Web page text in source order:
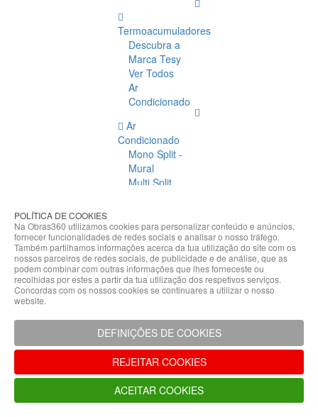
Termoacumuladores
Descubra a
Marca Tesy
Ver Todos
Ar
Condicionado
Ar
Condicionado
Mono Split -
Mural
Multi Split
Condicionado
Acessórios
Climatização
Acessórios
Climatização
Hidráulicas
Controladores
Fixações e
Acessórios
Isolamento
para
Tubagem
POLÍTICA DE COOKIES
Na Obras360 utilizamos cookies para personalizar conteúdo e anúncios,
fornecer funcionalidades de redes sociais e analisar o nosso tráfego.
Também partilhamos informações acerca da tua utilização do site com os
nossos parceiros de redes sociais, de publicidade e de análise, que as
podem combinar com outras informações que lhes forneceste ou
recolhidas por estes a partir da tua utilização dos respetivos serviços.
Concordas com os nossos cookies se continuares a utilizar o nosso
website.
DEFINIÇÕES DE COOKIES
REJEITAR COOKIES
ACEITAR COOKIES